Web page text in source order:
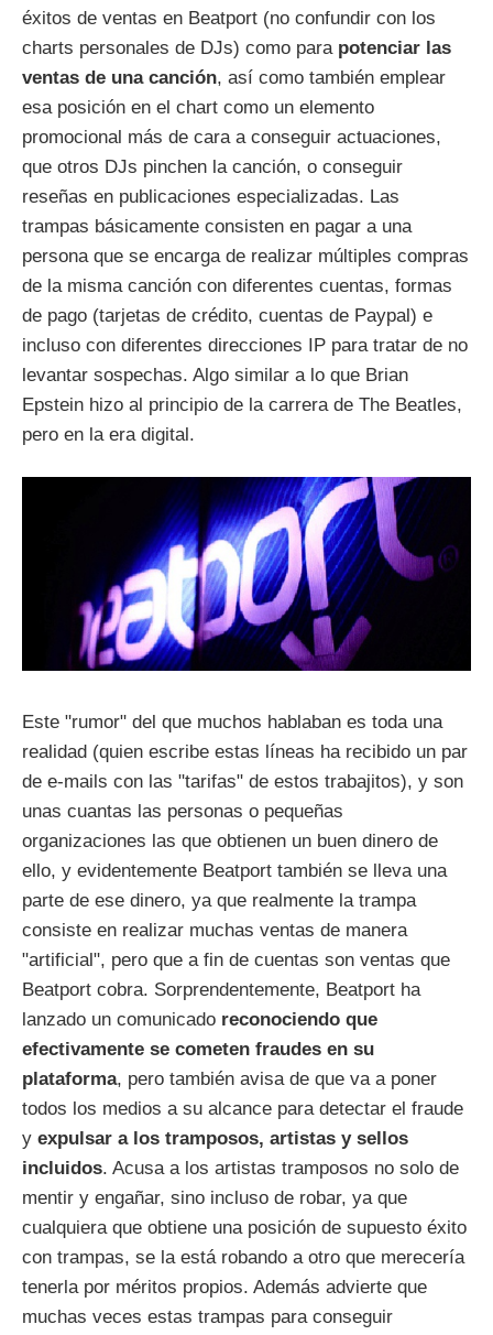
éxitos de ventas en Beatport (no confundir con los
charts personales de DJs) como para potenciar las
ventas de una canción, así como también emplear
esa posición en el chart como un elemento
promocional más de cara a conseguir actuaciones,
que otros DJs pinchen la canción, o conseguir
reseñas en publicaciones especializadas. Las
trampas básicamente consisten en pagar a una
persona que se encarga de realizar múltiples compras
de la misma canción con diferentes cuentas, formas
de pago (tarjetas de crédito, cuentas de Paypal) e
incluso con diferentes direcciones IP para tratar de no
levantar sospechas. Algo similar a lo que Brian
Epstein hizo al principio de la carrera de The Beatles,
pero en la era digital.
Este "rumor" del que muchos hablaban es toda una
realidad (quien escribe estas líneas ha recibido un par
de e-mails con las "tarifas" de estos trabajitos), y son
unas cuantas las personas o pequeñas
organizaciones las que obtienen un buen dinero de
ello, y evidentemente Beatport también se lleva una
parte de ese dinero, ya que realmente la trampa
consiste en realizar muchas ventas de manera
"artificial", pero que a fin de cuentas son ventas que
Beatport cobra. Sorprendentemente, Beatport ha
lanzado un comunicado reconociendo que
efectivamente se cometen fraudes en su
plataforma, pero también avisa de que va a poner
todos los medios a su alcance para detectar el fraude
y expulsar a los tramposos, artistas y sellos
incluidos. Acusa a los artistas tramposos no solo de
mentir y engañar, sino incluso de robar, ya que
cualquiera que obtiene una posición de supuesto éxito
con trampas, se la está robando a otro que merecería
tenerla por méritos propios. Además advierte que
muchas veces estas trampas para conseguir